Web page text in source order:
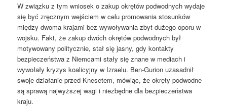
W związku z tym wniosek o zakup okrętów podwodnych wydaje
się być zręcznym wejściem w celu promowania stosunków
między dwoma krajami bez wywoływania zbyt dużego oporu w
wojsku. Fakt, że zakup dwóch okrętów podwodnych był
motywowany politycznie, stał się jasny, gdy kontakty
bezpieczeństwa z Niemcami stały się znane w mediach i
wywołały kryzys koalicyjny w Izraelu. Ben-Gurion uzasadnił
swoje działanie przed Knesetem, mówiąc, że okręty podwodne
są sprawą najwyższej wagi i niezbędne dla bezpieczeństwa
kraju.